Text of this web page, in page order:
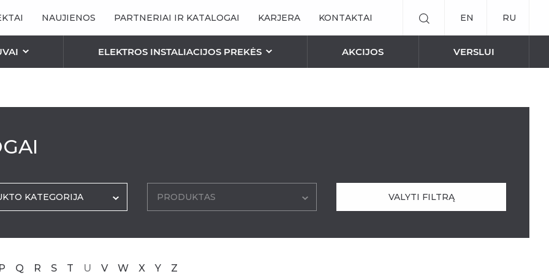
NAUJIENOS PARTNERIAI IR KATALOGAI KARJERA KONTAKTAI EN RU
ELEKTROS INSTALIACIJOS PREKĖS AKCIJOS VERSLUI
TINKLELIAI NUO VABZDŽIŲ
Tinklelis-Roletas
Tinklelis-Durys
Antialerginiai Tinkleliai
Pergolos – Pavėsinės Patio
Pergola „Aura“
Elektrinis valdymas
Elektriniai karnizai užuolaidoms
APŠVIETIMAS
KATEGORIJA PRODUKTAS VALYTI FILTRĄ
P Q R S T U V W X Y Z